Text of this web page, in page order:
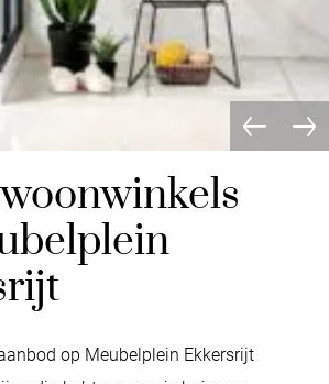
op Meubelplein Ekkersrijt